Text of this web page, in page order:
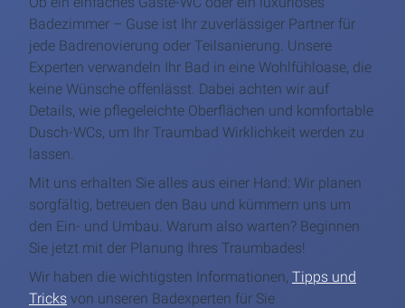
Badezimmer – Guse ist Ihr zuverlässiger Partner für
jede Badrenovierung oder Teilsanierung. Unsere
Experten verwandeln Ihr Bad in eine Wohlfühloase, die
keine Wünsche offenlässt. Dabei achten wir auf
Details, wie pflegeleichte Oberflächen und komfortable
Dusch-WCs, um Ihr Traumbad Wirklichkeit werden zu
lassen.
Mit uns erhalten Sie alles aus einer Hand: Wir planen
sorgfältig, betreuen den Bau und kümmern uns um
den Ein- und Umbau. Warum also warten? Beginnen
Sie jetzt mit der Planung Ihres Traumbades!
Wir haben die wichtigsten Informationen, Tipps und
Tricks von unseren Badexperten für Sie